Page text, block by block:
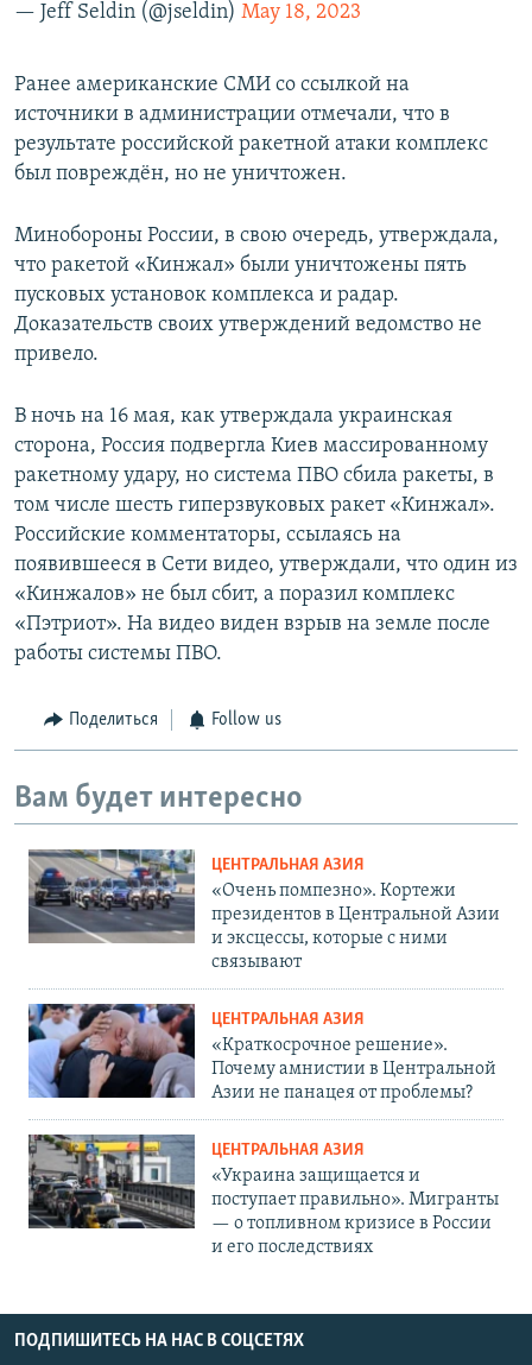
— Jeff Seldin (@jseldin) May 18, 2023
Ранее американские СМИ со ссылкой на
источники в администрации отмечали, что в
результате российской ракетной атаки комплекс
был повреждён, но не уничтожен.
Минобороны России, в свою очередь, утверждала,
что ракетой «Кинжал» были уничтожены пять
пусковых установок комплекса и радар.
Доказательств своих утверждений ведомство не
привело.
В ночь на 16 мая, как утверждала украинская
сторона, Россия подвергла Киев массированному
ракетному удару, но система ПВО сбила ракеты, в
том числе шесть гиперзвуковых ракет «Кинжал».
Российские комментаторы, ссылаясь на
появившееся в Cети видео, утверждали, что один из
«Кинжалов» не был сбит, а поразил комплекс
«Пэтриот». На видео виден взрыв на земле после
работы системы ПВО.
Поделиться Follow us
Вам будет интересно
ЦЕНТРАЛЬНАЯ АЗИЯ
«Очень помпезно». Кортежи
президентов в Центральной Азии
и эксцессы, которые с ними
связывают
ЦЕНТРАЛЬНАЯ АЗИЯ
«Краткосрочное решение».
Почему амнистии в Центральной
Азии не панацея от проблемы?
ЦЕНТРАЛЬНАЯ АЗИЯ
«Украина защищается и
поступает правильно». Мигранты
— о топливном кризисе в России
и его последствиях
ПОДПИШИТЕСЬ НА НАС В СОЦСЕТЯХ